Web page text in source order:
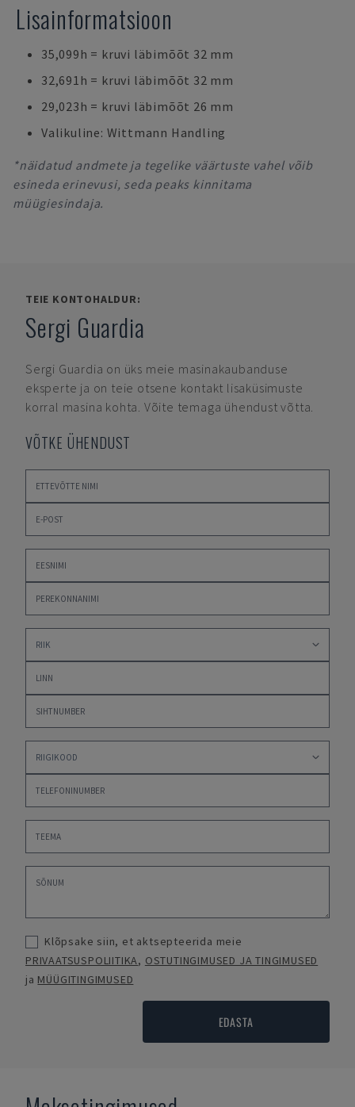
Lisainformatsioon
35,099h = kruvi läbimõõt 32 mm
32,691h = kruvi läbimõõt 32 mm
29,023h = kruvi läbimõõt 26 mm
Valikuline: Wittmann Handling
*näidatud andmete ja tegelike väärtuste vahel võib
esineda erinevusi, seda peaks kinnitama
müügiesindaja.
TEIE KONTOHALDUR:
Sergi Guardia
Sergi Guardia on üks meie masinakaubanduse
eksperte ja on teie otsene kontakt lisaküsimuste
korral masina kohta. Võite temaga ühendust võtta.
VÕTKE ÜHENDUST
Klõpsake siin, et aktsepteerida meie
PRIVAATSUSPOLIITIKA, OSTUTINGIMUSED JA TINGIMUSED
ja MÜÜGITINGIMUSED
EDASTA